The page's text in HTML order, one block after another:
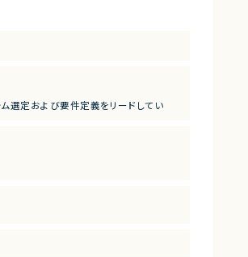
選定および要件定義をリードしてい